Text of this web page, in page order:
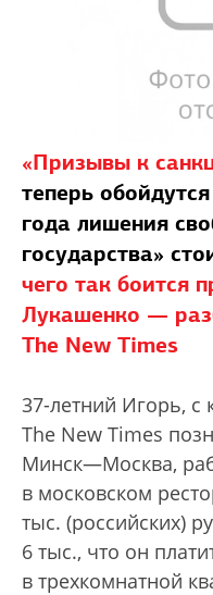
«Призывы к
теперь
года лишения
государства»
чего так боится
Лукашенко —
The New Times
37-летний Игорь,
The New Times
Минск—Москва,
в московском
тыс. (российских)
6 тыс., что он
в трехкомнатной